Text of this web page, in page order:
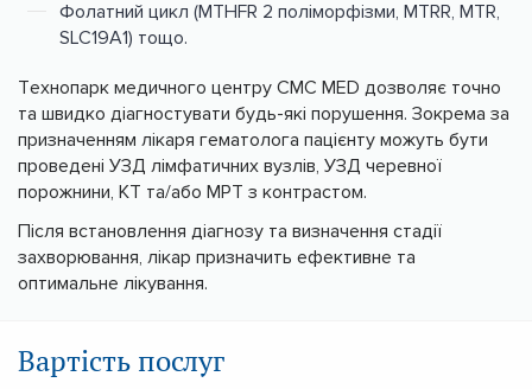
Фолатний цикл (MTHFR 2 поліморфізми, MTRR, MTR,
SLC19A1) тощо.
Технопарк медичного центру CMC MED дозволяє точно
та швидко діагностувати будь-які порушення. Зокрема за
призначенням лікаря гематолога пацієнту можуть бути
проведені УЗД лімфатичних вузлів, УЗД черевної
порожнини, КТ та/або МРТ з контрастом.
Після встановлення діагнозу та визначення стадії
захворювання, лікар призначить ефективне та
оптимальне лікування.
Вартість послуг